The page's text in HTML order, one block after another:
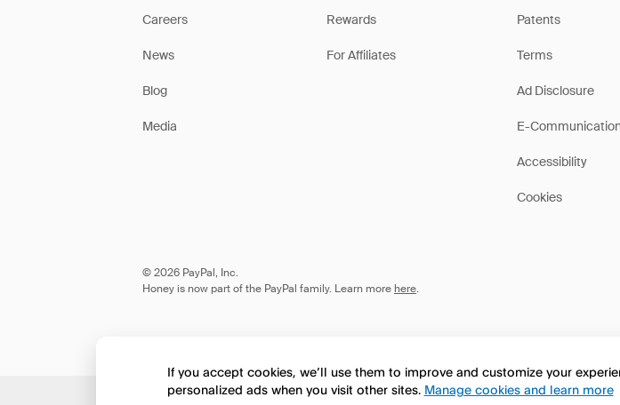
Careers
News
Blog
Media
Rewards
For Affiliates
Patents
Terms
Ad Disclosure
E-
Accessibility
Cookies
© 2026 PayPal, Inc.
Honey is now part of the PayPal family. Learn more here.
If you accept cookies, we’ll use them to improve and customize your
personalized ads when you visit other sites. Manage cookies and learn more